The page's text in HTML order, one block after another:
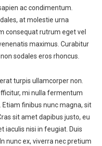
ac condimentum.
at molestie urna
consequat rutrum eget vel
maximus. Curabitur
sodales eros rhoncus.
turpis ullamcorper non.
mi nulla fermentum
finibus nunc magna, sit
sit amet dapibus justo, eu
iaculis nisi in feugiat. Duis
nunc ex, viverra nec pretium